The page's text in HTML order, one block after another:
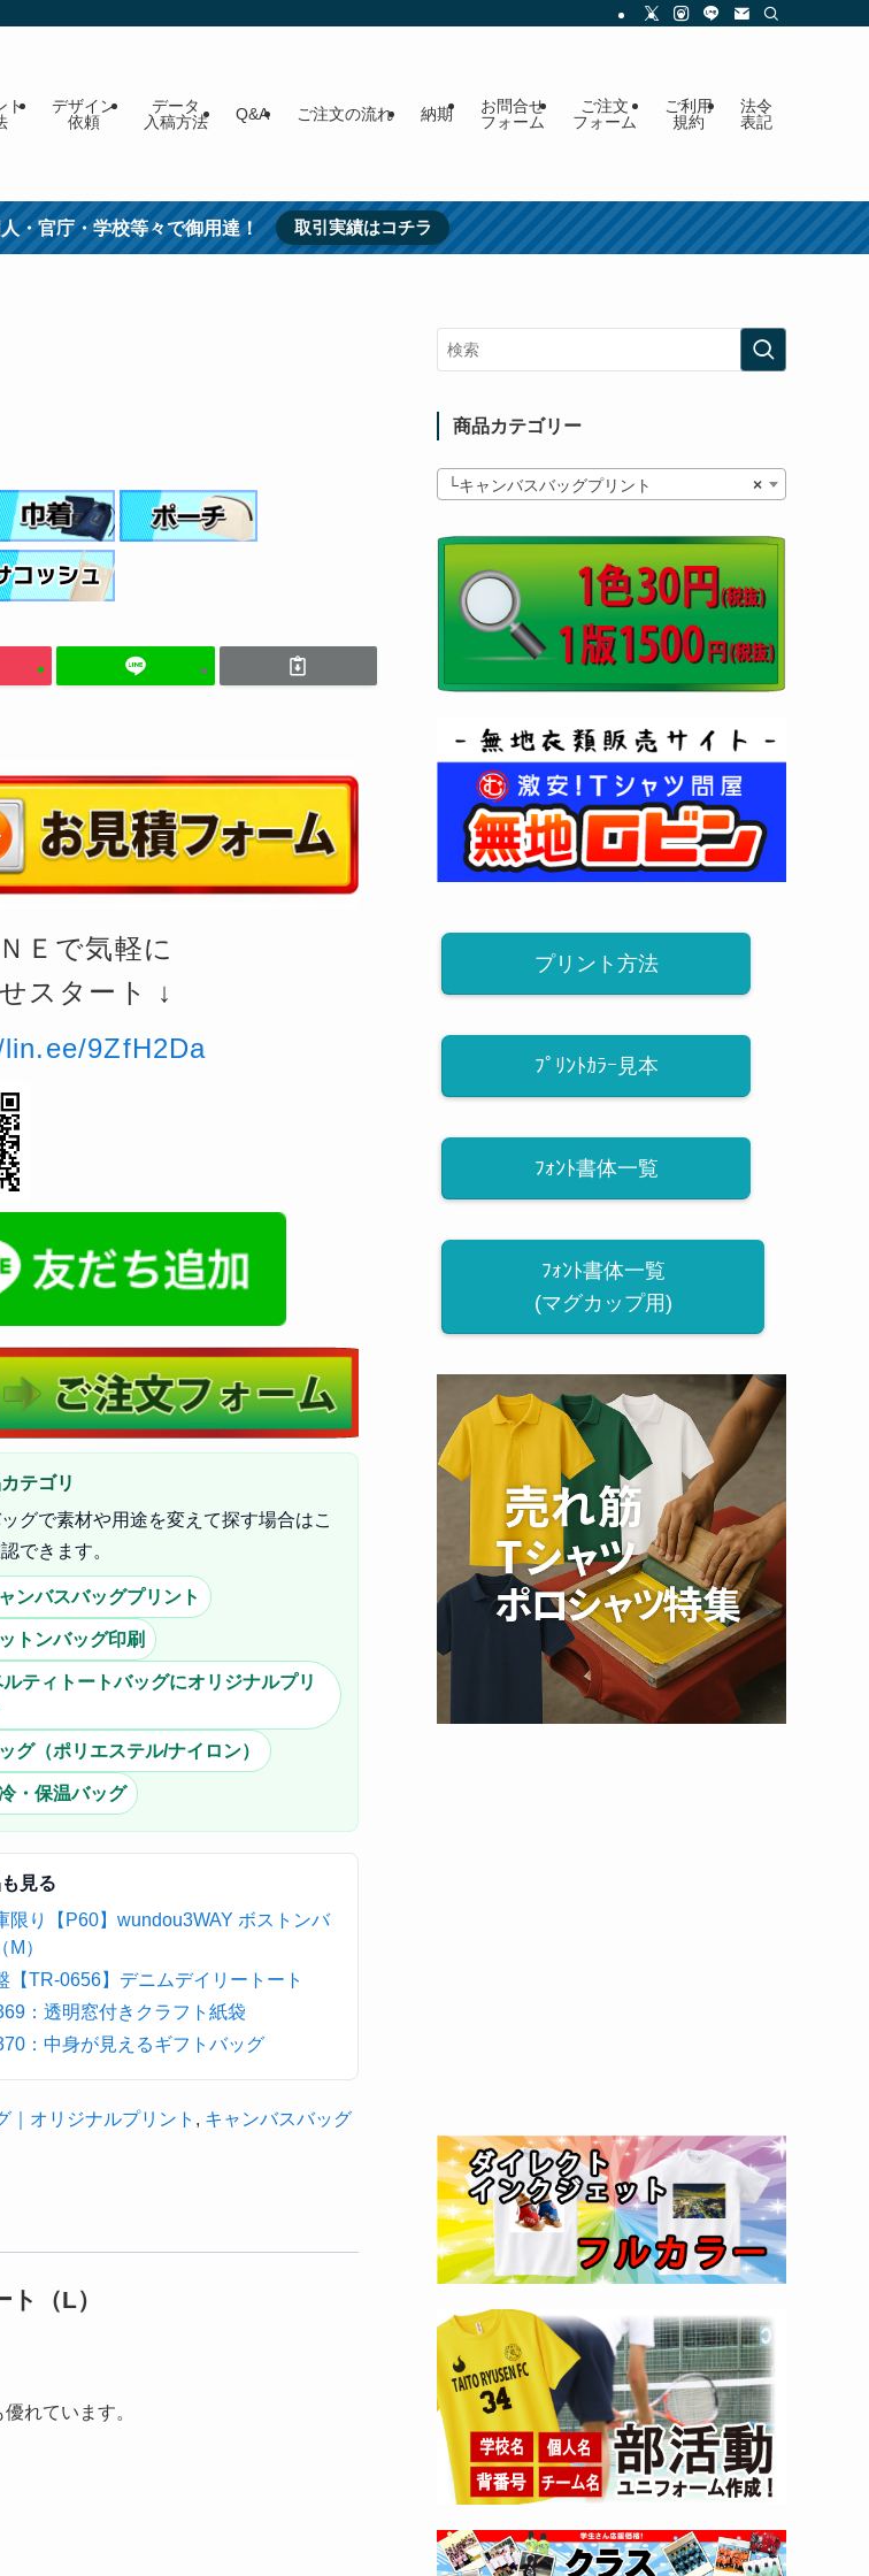
ト
デザイン
依頼
データ
入稿方法
Q&A ご注文の流れ 納期
お問合せ
フォーム
ご注文
フォーム
ご利用
規約
法令
表記
・官庁・学校等々で御用達！ 取引実績はコチラ
Ｅで気軽に
スタート ↓
9ZfH2Da
テゴリ
ッグで素材や用途を変えて探す場合はこ
できます。
ンバスバッグプリント
トンバッグ印刷
ルティトートバッグにオリジナルプリ
グ（ポリエステル/ナイロン）
・保温バッグ
見る
限り【P60】wundou3WAY ボストンバ
M）
【TR-0656】デニムデイリートート
：透明窓付きクラフト紙袋
：中身が見えるギフトバッグ
｜オリジナルプリント , キャンバスバッグ
（L）
れています。
商品カテゴリー
×
└キャンバスバッグプリント
プリント方法
ﾌﾟﾘﾝﾄｶﾗｰ見本
ﾌｫﾝﾄ書体一覧
ﾌｫﾝﾄ書体一覧
(マグカップ用)